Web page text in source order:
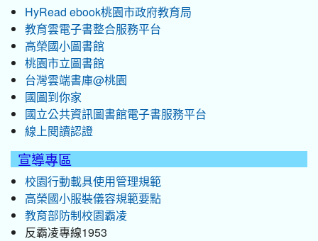
HyRead ebook桃園市政府教育局
教育雲電子書整合服務平台
高榮國小圖書館
桃園市立圖書館
台灣雲端書庫@桃園
國圖到你家
國立公共資訊圖書館電子書服務平台
線上閱讀認證
宣導專區
校園行動載具使用管理規範
高榮國小服裝儀容規範要點
教育部防制校園霸凌
反霸凌專線1953